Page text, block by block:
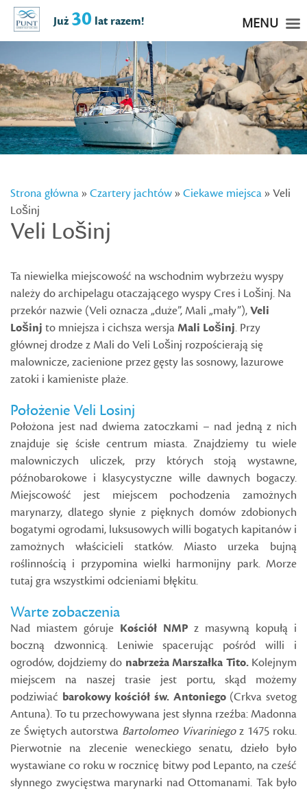
Strona główna»Czartery jachtów»Ciekawe miejsca» Veli
Lošinj
Veli Lošinj
Ta niewielka miejscowość na wschodnim wybrzeżu wyspy
należy do archipelagu otaczającego wyspy Cres i Lošinj. Na
przekór nazwie (Veli oznacza „duże”, Mali „mały”),Veli
Lošinj to mniejsza i cichsza wersjaMali Lošinj. Przy
głównej drodze z Mali do Veli Lošinj rozpościerają się
malownicze, zacienione przez gęsty las sosnowy, lazurowe
zatoki i kamieniste plaże.
Położenie Veli Losinj
Położona jest nad dwiema zatoczkami – nad jedną z nich
znajduje się ścisłe centrum miasta. Znajdziemy tu wiele
malowniczych uliczek, przy których stoją wystawne,
późnobarokowe i klasycystyczne wille dawnych bogaczy.
Miejscowość jest miejscem pochodzenia zamożnych
marynarzy, dlatego słynie z pięknych domów zdobionych
bogatymi ogrodami, luksusowych willi bogatych kapitanów i
zamożnych właścicieli statków. Miasto urzeka bujną
roślinnością i przypomina wielki harmonijny park. Morze
tutaj gra wszystkimi odcieniami błękitu.
Warte zobaczenia
Nad miastem góruje Kościół NMP z masywną kopułą i
boczną dzwonnicą. Leniwie spacerując pośród willi i
ogrodów, dojdziemy do nabrzeża Marszałka Tito.Kolejnym
miejscem na naszej trasie jest portu, skąd możemy
podziwiać barokowy kościół św. Antoniego(Crkva svetog
Antuna). To tu przechowywana jest słynna rzeźba: Madonna
ze Świętych autorstwa Bartolomeo Vivariniegoz 1475 roku.
Pierwotnie na zlecenie weneckiego senatu, dzieło było
wystawiane co roku w rocznicę bitwy pod Lepanto, na cześć
słynnego zwycięstwa marynarki nad Ottomanami. Tak było
Już30 lat razem! MENU